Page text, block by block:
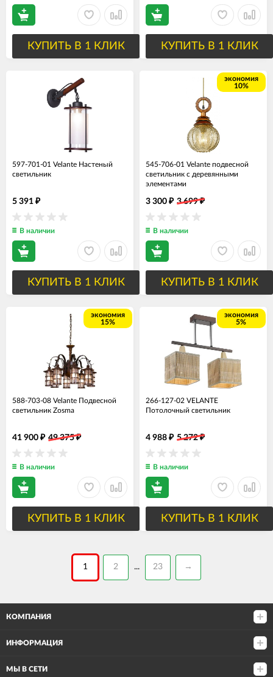
КУПИТЬ В 1 КЛИК КУПИТЬ В 1 КЛИК
597-701-01 Velante Настеный
светильник
5 391 ₽
В наличии
КУПИТЬ В 1 КЛИК
экономия
10%
545-706-01 Velante подвесной
светильник с деревянными
элементами
3 300 ₽ 3 699₽
В наличии
КУПИТЬ В 1 КЛИК
экономия
15%
588-703-08 Velante Подвесной
светильник Zosma
41 900 ₽ 49 375₽
В наличии
КУПИТЬ В 1 КЛИК
экономия
5%
266-127-02 VELANTE
Потолочный светильник
4 988 ₽ 5 272₽
В наличии
КУПИТЬ В 1 КЛИК
1 2 ... 23 →
КОМПАНИЯ
ИНФОРМАЦИЯ
МЫ В СЕТИ